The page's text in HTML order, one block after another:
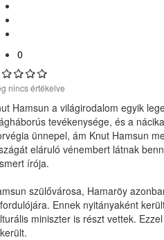
0
nincs értékelve
Hamsun a világirodalom egyik
tevékenysége, és a
ünnepel, ám Knut Hamsun
eláruló vénembert látnak
írója.
szülővárosa, Hamaröy
Ennek nyitányaként
miniszter is részt vettek.